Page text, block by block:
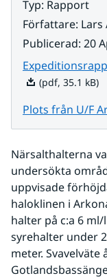
Typ: Rapport
Författare: Lars
Publicerad: 20
(pdf, 35.1 kB)
Plots från U/F
Närsalthalterna
undersökta
uppvisade
haloklinen i
halter på c:a 6
syrehalter under
meter.